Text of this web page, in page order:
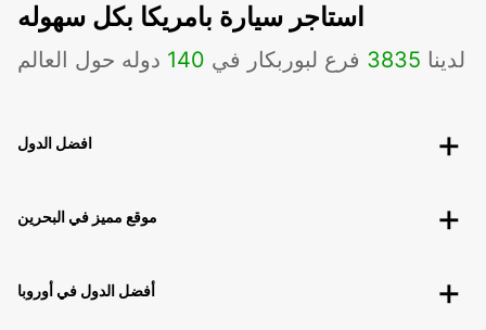
استاجر سيارة بامريكا بكل سهوله
لدينا 3835 فرع لبوربكار في 140 دوله حول العالم
افضل الدول
موقع مميز في البحرين
أفضل الدول في أوروبا